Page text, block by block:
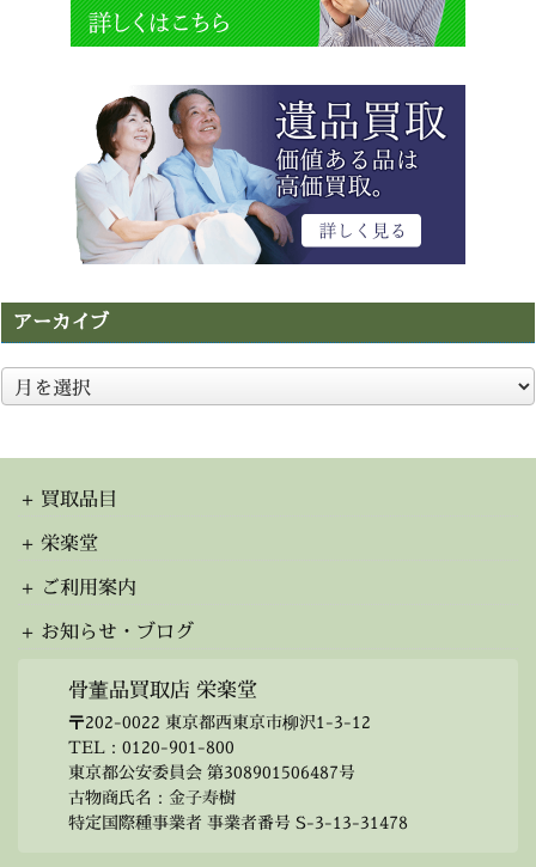
アーカイブ
ア
ー
イ
買取品目
栄楽堂
ご利用案内
お知らせ・ブログ
骨董品買取店 栄楽堂
〒202-0022 東京都西東京市柳沢1-3-12
TEL： 0120-901-800
東京都公安委員会 第308901506487号
古物商氏名：金子寿樹
特定国際種事業者 事業者番号 S-3-13-31478